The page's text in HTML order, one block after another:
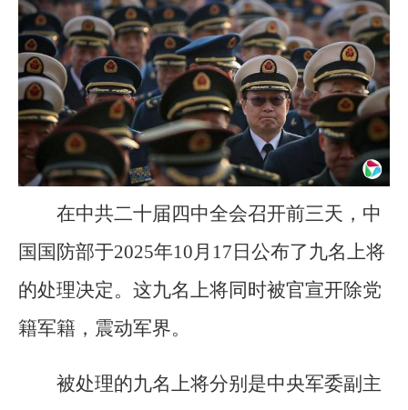
在中共二十届四中全会召开前三天，中
国国防部于2025年10月17日公布了九名上将
的处理决定。这九名上将同时被官宣开除党
籍军籍，震动军界。
被处理的九名上将分别是中央军委副主